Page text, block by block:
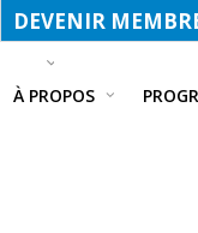
DEVENIR
À PROPOS